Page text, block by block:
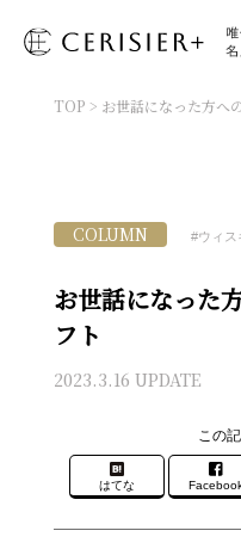
TOP > お世話になった方へ
COLUMN ウィス
お世話になった
フト
2023.3.16 UPDATE
この
はてな